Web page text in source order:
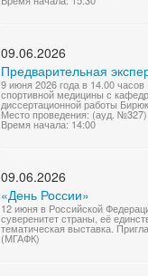
09.06.2026
Предварительная
9 июня 2026 года в 14.00
спортивной медицины с
диссертационной работы
Место проведения: (ауд.
Время начала: 14:00
09.06.2026
«День России»
12 июня в Российской
суверенитет страны, её
тематическая выставка.
(МГАФК)